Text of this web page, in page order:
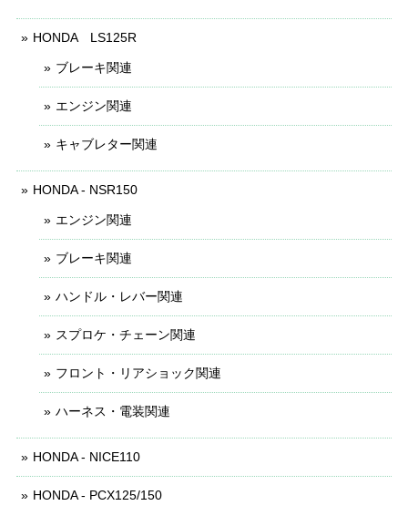
HONDA LS125R
ブレーキ関連
エンジン関連
キャブレター関連
HONDA - NSR150
エンジン関連
ブレーキ関連
ハンドル・レバー関連
スプロケ・チェーン関連
フロント・リアショック関連
ハーネス・電装関連
HONDA - NICE110
HONDA - PCX125/150